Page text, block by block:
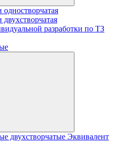
разработки по ТЗ
двухстворчатые Эквивалент